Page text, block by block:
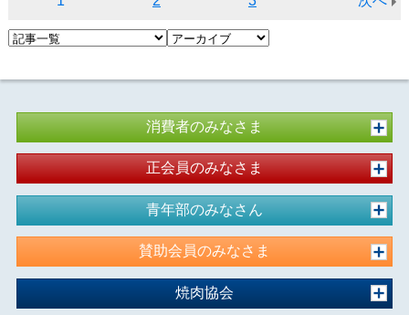
消費者のみなさま
正会員のみなさま
青年部のみなさん
賛助会員のみなさま
焼肉協会